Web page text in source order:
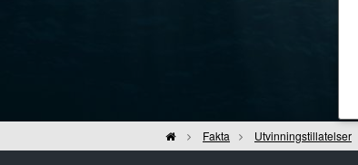
Hjem Fakta Utvinningstillatelser